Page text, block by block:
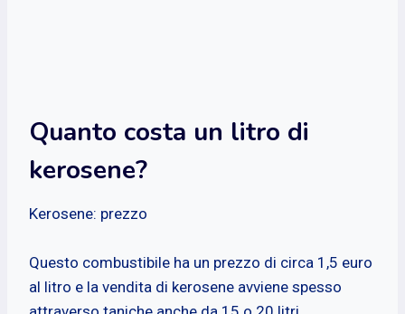
Quanto costa un litro di
kerosene?
Kerosene: prezzo
Questo combustibile ha un prezzo di circa 1,5 euro
al litro e la vendita di kerosene avviene spesso